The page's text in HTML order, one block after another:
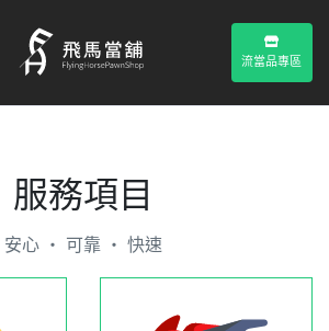
流當品專區
服務項目
安心 ‧ 可靠 ‧ 快速